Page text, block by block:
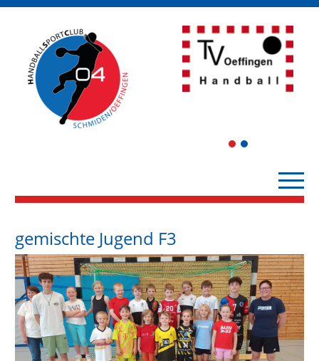
1 2
gemischte Jugend F3